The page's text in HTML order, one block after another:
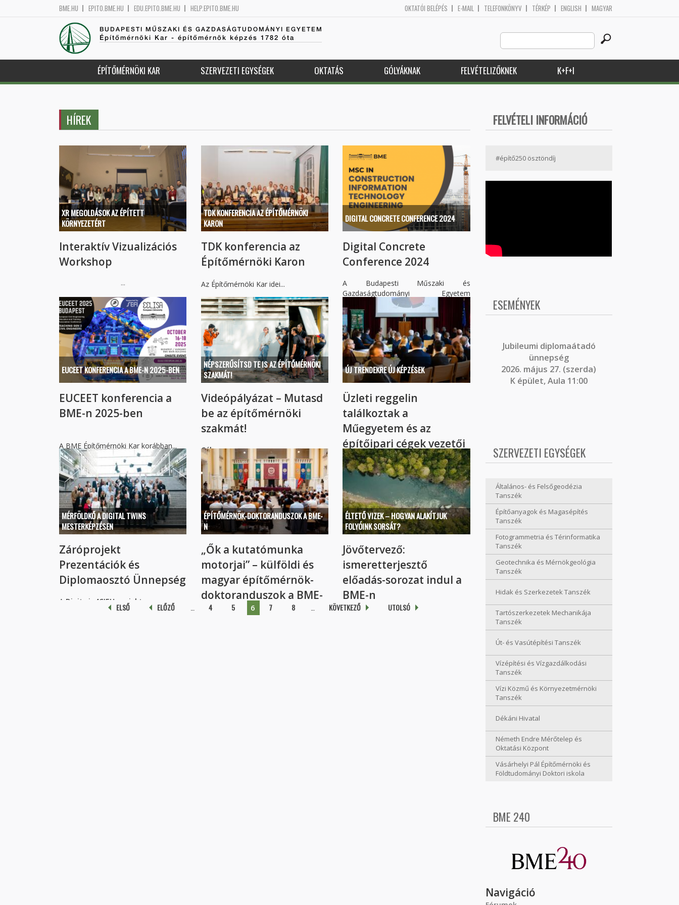
BME.HU EPITO.BME.HU EDU.EPITO.BME.HU HELP.EPITO.BME.HU OKTATÓI BELÉPÉS E-MAIL TELEFONKÖNYV TÉRKÉP ENGLISH MAGYAR
BUDAPESTI MŰSZAKI ÉS GAZDASÁGTUDOMÁNYI EGYETEM
Építőmérnöki Kar - építőmérnök képzés 1782 óta
Search
this
site
ÉPÍTŐMÉRNÖKI KAR SZERVEZETI EGYSÉGEK OKTATÁS GÓLYÁKNAK FELVÉTELIZŐKNEK K+F+I
HÍREK
XR MEGOLDÁSOK AZ ÉPÍTETT
KÖRNYEZETÉRT
Interaktív Vizualizációs
Workshop
...
TDK KONFERENCIA AZ ÉPÍTŐMÉRNÖKI
KARON
TDK konferencia az
Építőmérnöki Karon
Az Építőmérnöki Kar idei...
DIGITAL CONCRETE CONFERENCE 2024
Digital Concrete
Conference 2024
A Budapesti Műszaki és
Gazdaságtudományi Egyetem
Építőmérnöki Karán...
EUCEET KONFERENCIA A BME-N 2025-BEN
EUCEET konferencia a
BME-n 2025-ben
A BME Építőmérnöki Kar korábban...
NÉPSZERŰSÍTSD TE IS AZ ÉPÍTŐMÉRNÖKI
SZAKMÁT!
Videópályázat – Mutasd
be az építőmérnöki
szakmát!
Cél: ...
ÚJ TRENDEKRE ÚJ KÉPZÉSEK
Üzleti reggelin
találkoztak a
Műegyetem és az
építőipari cégek vezetői
Az első BME-Connecten szóba...
MÉRFÖLDKŐ A DIGITAL TWINS
MESTERKÉPZÉSEN
Záróprojekt
Prezentációk és
Diplomaosztó Ünnepség
A Digitwin4CIEU projekt...
ÉPÍTŐMÉRNÖK-DOKTORANDUSZOK A BME-
N
„Ők a kutatómunka
motorjai” – külföldi és
magyar építőmérnök-
doktoranduszok a BME-
ÉLTETŐ VIZEK – HOGYAN ALAKÍTJUK
FOLYÓINK SORSÁT?
Jövőtervező:
ismeretterjesztő
előadás-sorozat indul a
BME-n
ELSŐ ELŐZŐ 4 5 6 7 8 KÖVETKEZŐ UTOLSÓ
FELVÉTELI INFORMÁCIÓ
#építő250 ösztöndíj
ESEMÉNYEK
Jubileumi diplomaátadó
ünnepség
2026. május 27. (szerda)
K épület, Aula 11:00
SZERVEZETI EGYSÉGEK
Általános- és Felsőgeodézia
Tanszék
Építőanyagok és Magasépítés
Tanszék
Fotogrammetria és Térinformatika
Tanszék
Geotechnika és Mérnökgeológia
Tanszék
Hidak és Szerkezetek Tanszék
Tartószerkezetek Mechanikája
Tanszék
Út- és Vasútépítési Tanszék
Vízépítési és Vízgazdálkodási
Tanszék
Vízi Közmű és Környezetmérnöki
Tanszék
Dékáni Hivatal
Németh Endre Mérőtelep és
Oktatási Központ
Vásárhelyi Pál Építőmérnöki és
Földtudományi Doktori iskola
BME 240
Navigáció